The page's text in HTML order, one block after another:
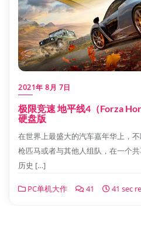
2021年 8月 7日
极限竞速 地平线4（Forza
硬盘版
在世界上最盛大的汽车嘉年华上，
枪匹马或者与其他人组队，在一个
历史 […]
PC单机大作 41 41 sec